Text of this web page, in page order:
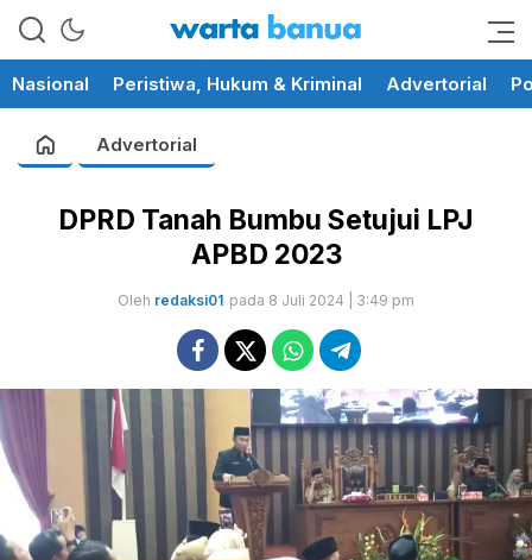
wartabanua.com
memberikan informasi yang
Nasional Peristiwa, Hukum & Kriminal Advertorial
Advertorial
DPRD Tanah Bumbu Setujui LPJ
APBD 2023
Oleh redaksi01 pada 8 Juli 2024 | 3:49 pm